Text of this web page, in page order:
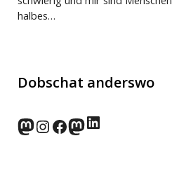
halbes…
Dobschat anderswo
norden.social
Instagram
Facebook
wp-punks.social
LinkedIn